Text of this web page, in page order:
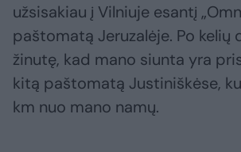
užsisakiau į Vilniuje esantį
paštomatą Jeruzalėje. Po kelių
žinutę, kad mano siunta yra
kitą paštomatą Justiniškėse,
km nuo mano namų.